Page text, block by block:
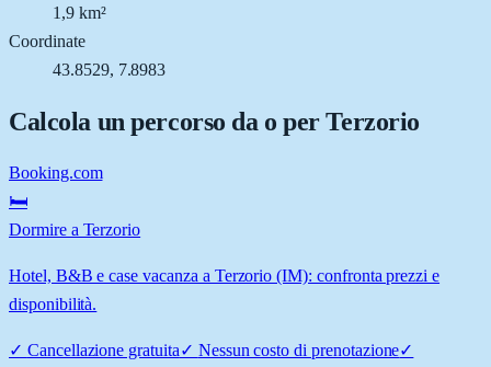
1,9 km²
Coordinate
43.8529, 7.8983
Calcola un percorso da o perTerzorio
Booking.com
🛏️
Dormire a Terzorio
Hotel, B&B e case vacanza a Terzorio (IM): confronta prezzi e
disponibilità.
✓ Cancellazione gratuita✓ Nessun costo di prenotazione✓